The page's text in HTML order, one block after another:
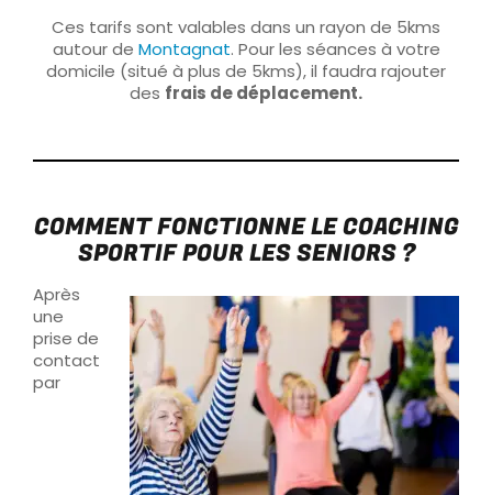
Ces tarifs sont valables dans un rayon de 5kms
autour de Montagnat. Pour les séances à votre
domicile (situé à plus de 5kms), il faudra rajouter
des frais de déplacement.
COMMENT FONCTIONNE LE COACHING
SPORTIF POUR LES SENIORS ?
Après
une
prise de
contact
par